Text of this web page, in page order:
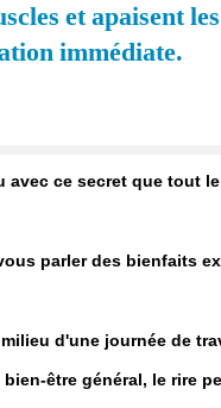
et apaisent
immédiate.
avec ce secret que tout
parler des bienfaits
d'une journée de
être général, le rire